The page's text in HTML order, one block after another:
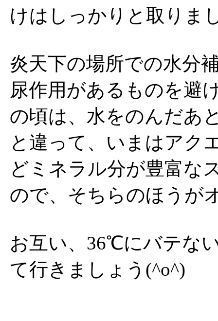
けはしっかりと取りま
炎天下の場所での水分
尿作用があるものを避
の頃は、水をのんだあ
と違って、いまはアク
どミネラル分が豊富な
ので、そちらのほうが
お互い、36℃にバテな
て行きましょう(^o^)